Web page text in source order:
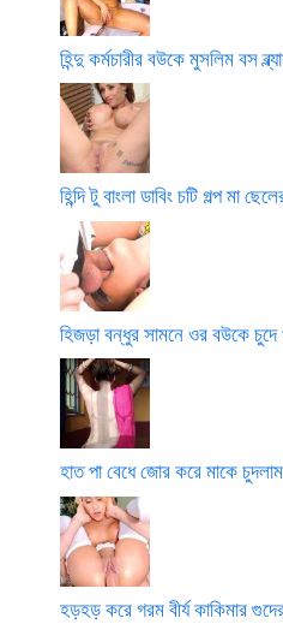
হিন্দু কর্মচারীর বউকে মুসলিম বস
হিন্দি টু বাংলা ডাবিং চটি গল্প মা
হিজড়া বন্ধুর সামনে ওর বউকে চুদে
হাত পা বেধে জোর করে মাকে চুদলাম
হড়হড় করে গরম বীর্য কাকিমার